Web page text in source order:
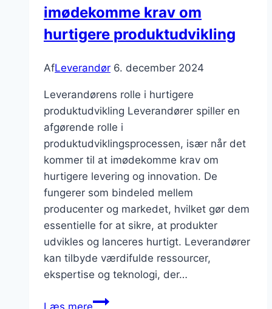
imødekomme krav om
hurtigere produktudvikling
AfLeverandør 6. december 2024
Leverandørens rolle i hurtigere
produktudvikling Leverandører spiller en
afgørende rolle i
produktudviklingsprocessen, især når det
kommer til at imødekomme krav om
hurtigere levering og innovation. De
fungerer som bindeled mellem
producenter og markedet, hvilket gør dem
essentielle for at sikre, at produkter
udvikles og lanceres hurtigt. Leverandører
kan tilbyde værdifulde ressourcer,
ekspertise og teknologi, der…
Læs mereLeverandørens